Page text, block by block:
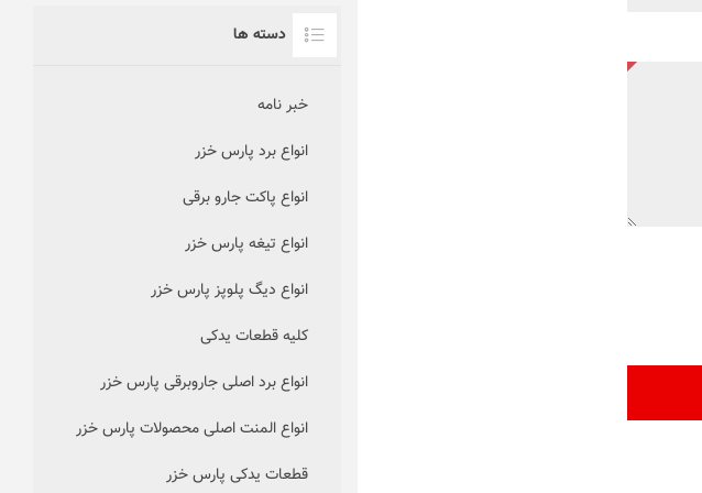
دسته ها
خبر نامه
انواع برد پارس خزر
انواع پاکت جارو برقی
انواع تیغه پارس خزر
انواع دیگ پلوپز پارس خزر
کلیه قطعات یدکی
انواع برد اصلی جاروبرقی پارس خزر
انواع المنت اصلی محصولات پارس خزر
قطعات یدکی پارس خزر